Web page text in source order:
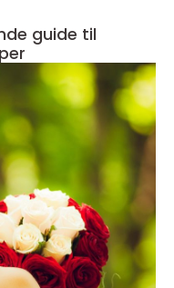
guide til